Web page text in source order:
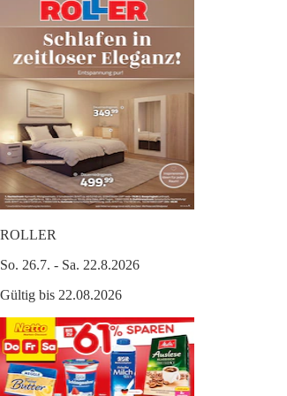
ROLLER
So. 26.7. - Sa. 22.8.2026
Gültig bis 22.08.2026